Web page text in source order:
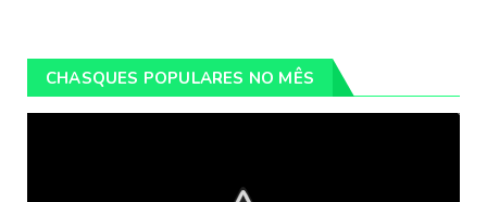
CHASQUES POPULARES NO MÊS